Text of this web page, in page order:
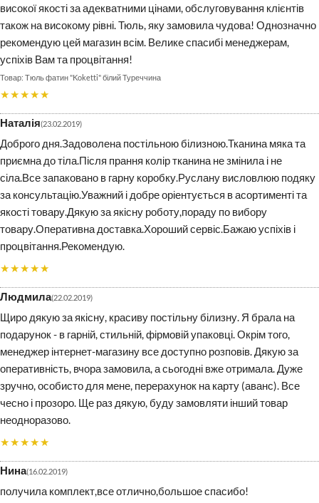
високої якості за адекватними цінами, обслуговування клієнтів
також на високому рівні. Тюль, яку замовила чудова! Однозначно
рекомендую цей магазин всім. Велике спасибі менеджерам,
успіхів Вам та процвітання!
Тюль фатин "Koketti" білий Туреччина
★★★★★
Наталія 23.02.2019
Доброго дня.Задоволена постільною білизною.Тканина мяка та
приємна до тіла.Після прання колір тканина не змінила і не
сіла.Все запаковано в гарну коробку.Руслану висловлюю подяку
за консультацію.Уважний і добре оріентується в асортименті та
якості товару.Дякую за якісну роботу,пораду по вибору
товару.Оперативна доставка.Хороший сервіс.Бажаю успіхів і
процвітання.Рекомендую.
★★★★★
Людмила 22.02.2019
Щиро дякую за якісну, красиву постільну білизну. Я брала на
подарунок - в гарній, стильній, фірмовій упаковці. Окрім того,
менеджер інтернет-магазину все доступно розповів. Дякую за
оперативність, вчора замовила, а сьогодні вже отримала. Дуже
зручно, особисто для мене, перерахунок на карту (аванс). Все
чесно і прозоро. Ще раз дякую, буду замовляти інший товар
неодноразово.
★★★★★
Нина 16.02.2019
получила комплект,все отлично,большое спасибо!